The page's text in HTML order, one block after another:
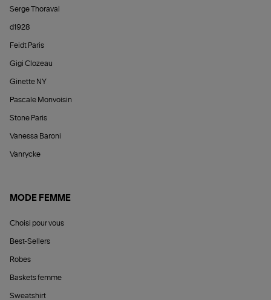
Serge Thoraval
d1928
Feidt Paris
Gigi Clozeau
Ginette NY
Pascale Monvoisin
Stone Paris
Vanessa Baroni
Vanrycke
MODE FEMME
Choisi pour vous
Best-Sellers
Robes
Baskets femme
Sweatshirt